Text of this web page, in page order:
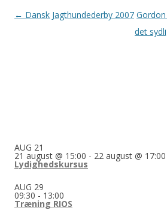
Indlægsnavigation
← Dansk Jagthundederby 2007
det
AUG 21
21 august @ 15:00 - 22 august @ 17:00
Lydighedskursus
AUG 29
09:30 - 13:00
Træning RIOS